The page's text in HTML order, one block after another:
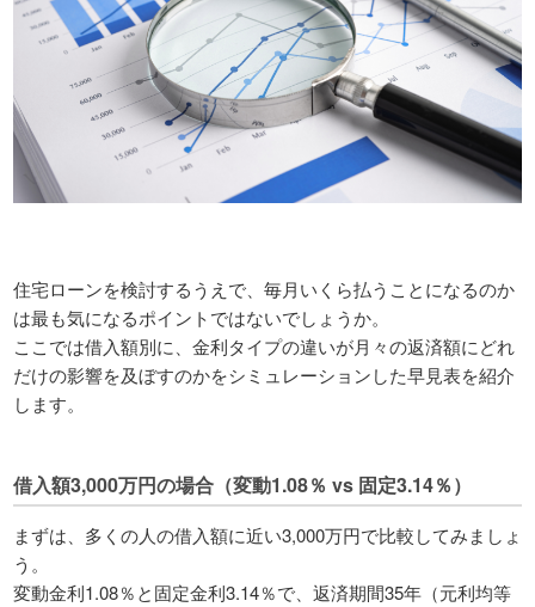
住宅ローンを検討するうえで、毎月いくら払うことになるのか
は最も気になるポイントではないでしょうか。
ここでは借入額別に、金利タイプの違いが月々の返済額にどれ
だけの影響を及ぼすのかをシミュレーションした早見表を紹介
します。
借入額3,000万円の場合（変動1.08％ vs 固定3.14％）
まずは、多くの人の借入額に近い3,000万円で比較してみましょ
う。
変動金利1.08％と固定金利3.14％で、返済期間35年（元利均等